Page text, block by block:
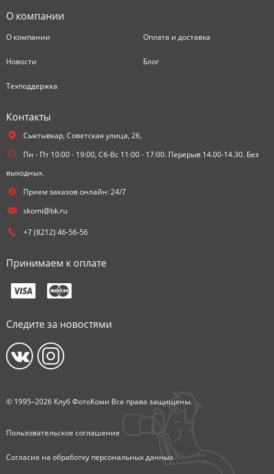
О компании
О компании Оплата и доставка
Новости Блог
Техподдержка
Контакты
Сыктывкар, Советская улица, 26,
Пн - Пт 10:00 - 19:00, Сб-Вс 11:00 - 17:00. Перерыв 14.00-14.30. Без
выходных.
Прием заказов онлайн: 24/7
skomi@bk.ru
+7 (8212) 46-56-56
Принимаем к оплате
Следите за новостями
© 1995–2026 Клуб ФотоКоми Все права защищены.
Пользовательское соглашение
Согласие на обработку персональных данных